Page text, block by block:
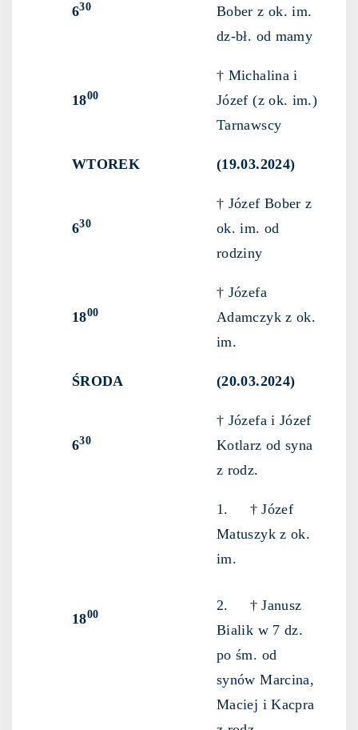
630
Bober z ok. im.
dz-bł. od mamy
1800
† Michalina i
Józef (z ok. im.)
Tarnawscy
WTOREK (19.03.2024)
630
† Józef Bober z
ok. im. od
rodziny
1800
† Józefa
Adamczyk z ok.
im.
ŚRODA (20.03.2024)
630
† Józefa i Józef
Kotlarz od syna
z rodz.
1800
1. † Józef
Matuszyk z ok.
im.
2. † Janusz
Bialik w 7 dz.
po śm. od
synów Marcina,
Maciej i Kacpra